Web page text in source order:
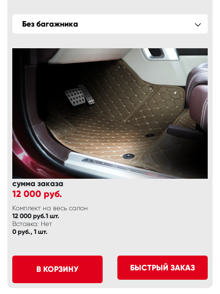
Без багажника
сумма заказа
12 000 руб.
Комплект на весь салон
12 000 руб.1 шт.
Вставка: Нет
0 руб., 1 шт.
В КОРЗИНУ БЫСТРЫЙ ЗАКАЗ